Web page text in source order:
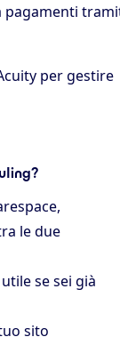
pagamenti
per gestire
le due
se sei già
sito